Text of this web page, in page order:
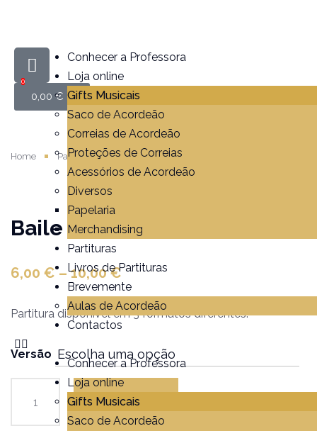
Conhecer a Professora
Loja online
Gifts Musicais
Saco de Acordeão
Correias de Acordeão
Proteções de Correias
Acessórios de Acordeão
Diversos
Papelaria
Merchandising
Partituras
Livros de Partituras
Brevemente
Aulas de Acordeão
Contactos
Conhecer a Professora
Loja online
Gifts Musicais
Saco de Acordeão
0,00€
0
Home Partituras Baile da Dona Ester
Baile da Dona Ester
6,00 €–10,00€
Partitura disponível em 3 formatos diferentes.
Versão
Adicionar